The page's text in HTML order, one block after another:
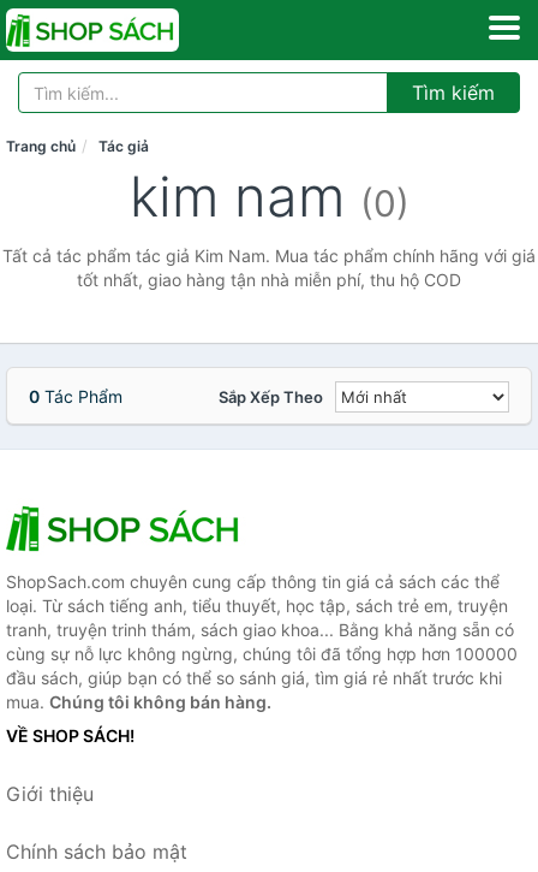
Tìm kiếm
Trang chủ Tác giả
kim nam (0)
Tất cả tác phẩm tác giả Kim Nam. Mua tác phẩm chính hãng với giá
tốt nhất, giao hàng tận nhà miễn phí, thu hộ COD
0 Tác Phẩm Sắp Xếp Theo
ShopSach.com chuyên cung cấp thông tin giá cả sách các thể
loại. Từ sách tiếng anh, tiểu thuyết, học tập, sách trẻ em, truyện
tranh, truyện trinh thám, sách giao khoa... Bằng khả năng sẵn có
cùng sự nỗ lực không ngừng, chúng tôi đã tổng hợp hơn 100000
đầu sách, giúp bạn có thể so sánh giá, tìm giá rẻ nhất trước khi
mua. Chúng tôi không bán hàng.
VỀ SHOP SÁCH!
Giới thiệu
Chính sách bảo mật